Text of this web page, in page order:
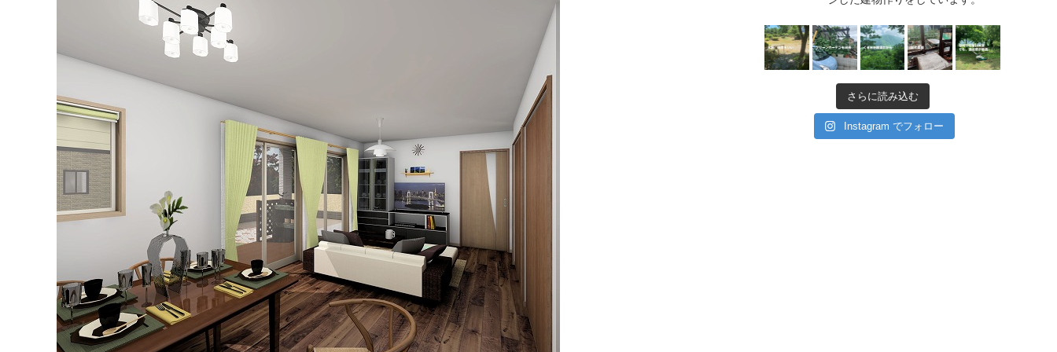
さらに読み込む
Instagram でフォロー